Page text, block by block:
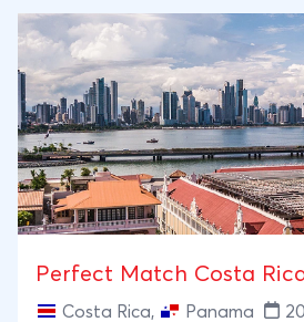
af in het bruisende Vancouver.
Perfect Match Costa
Costa Rica, Panama